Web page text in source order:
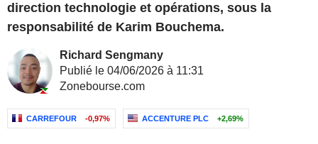
direction technologie et opérations, sous la
responsabilité de Karim Bouchema.
Richard Sengmany
Publié le 04/06/2026 à 11:31
Zonebourse.com
CARREFOUR -0,97% ACCENTURE PLC +2,69%